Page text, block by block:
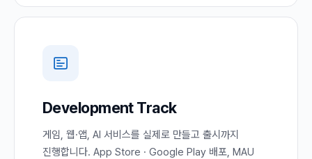
Development Track
게임, 웹·앱, AI 서비스를 실제로 만들고 출시까지
진행합니다. App Store · Google Play 배포, MAU